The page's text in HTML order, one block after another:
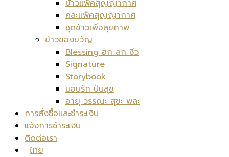
ข้าวแพ็คสุญญากาศ
คละแพ็คสุญญากาศ
ชุดข้าวเพื่อสุขภาพ
ข้าวของขวัญ
Blessing ฮก ลก ซิ่ว
Signature
Storybook
มอบรัก ปันสุข
อายุ วรรณะ สุขะ พละ
การสั่งซื้อและชำระเงิน
แจ้งการชำระเงิน
ติดต่อเรา
ไทย